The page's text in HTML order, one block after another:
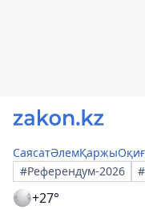
СаясатӘлемҚаржы
#Референдум-2026
+27°